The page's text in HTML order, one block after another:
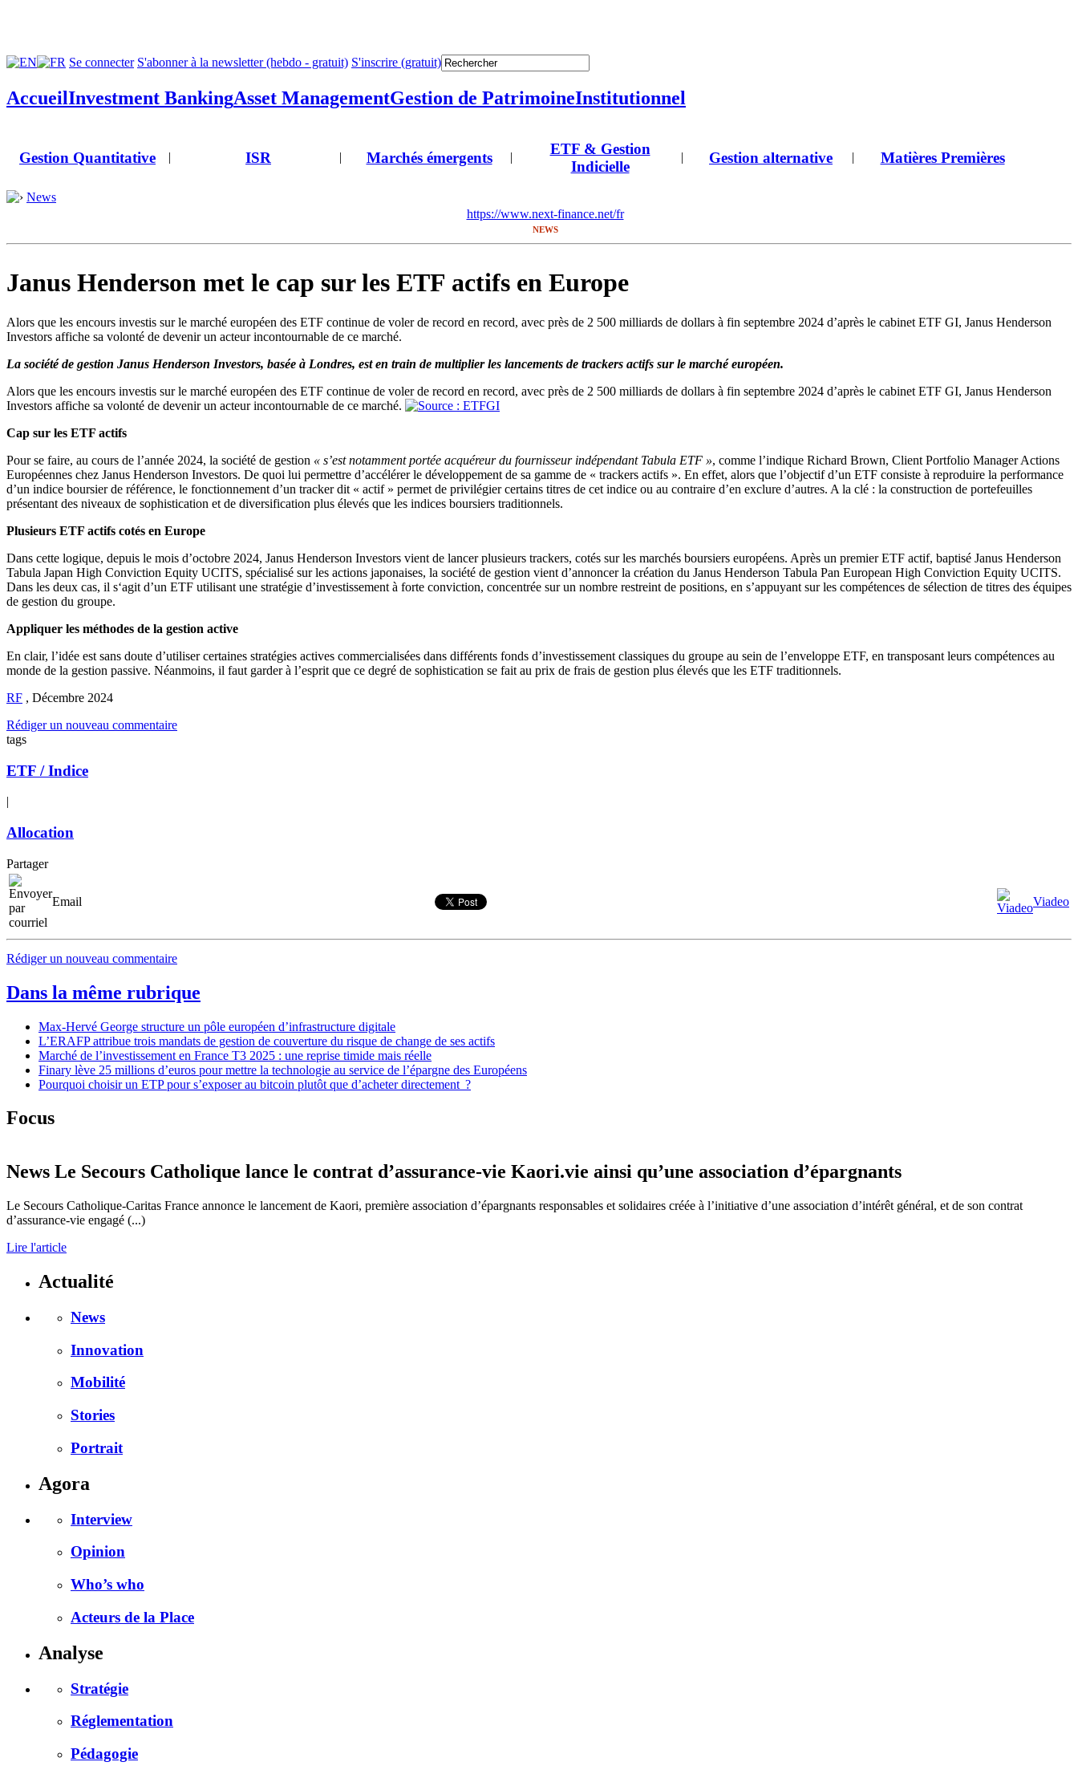
Se connecter S'abonner à la newsletter (hebdo - gratuit) S'inscrire (gratuit)
AccueilInvestment BankingAsset ManagementGestion de PatrimoineInstitutionnel
Gestion Quantitative | ISR | Marchés émergents |
ETF & Gestion
Indicielle
| Gestion alternative | Matières Premières
News
https://www.next-finance.net/fr
NEWS
Janus Henderson met le cap sur les ETF actifs en Europe
Alors que les encours investis sur le marché européen des ETF continue de voler de record en record, avec près de 2 500 milliards de dollars à fin septembre 2024 d’après le cabinet ETF GI, Janus Henderson
Investors affiche sa volonté de devenir un acteur incontournable de ce marché.
La société de gestion Janus Henderson Investors, basée à Londres, est en train de multiplier les lancements de trackers actifs sur le marché européen.
Alors que les encours investis sur le marché européen des ETF continue de voler de record en record, avec près de 2 500 milliards de dollars à fin septembre 2024 d’après le cabinet ETF GI, Janus Henderson
Investors affiche sa volonté de devenir un acteur incontournable de ce marché.
Cap sur les ETF actifs
Pour se faire, au cours de l’année 2024, la société de gestion « s’est notamment portée acquéreur du fournisseur indépendant Tabula ETF », comme l’indique Richard Brown, Client Portfolio Manager Actions
Européennes chez Janus Henderson Investors. De quoi lui permettre d’accélérer le développement de sa gamme de « trackers actifs ». En effet, alors que l’objectif d’un ETF consiste à reproduire la performance
d’un indice boursier de référence, le fonctionnement d’un tracker dit « actif » permet de privilégier certains titres de cet indice ou au contraire d’en exclure d’autres. A la clé : la construction de portefeuilles
présentant des niveaux de sophistication et de diversification plus élevés que les indices boursiers traditionnels.
Plusieurs ETF actifs cotés en Europe
Dans cette logique, depuis le mois d’octobre 2024, Janus Henderson Investors vient de lancer plusieurs trackers, cotés sur les marchés boursiers européens. Après un premier ETF actif, baptisé Janus Henderson
Tabula Japan High Conviction Equity UCITS, spécialisé sur les actions japonaises, la société de gestion vient d’annoncer la création du Janus Henderson Tabula Pan European High Conviction Equity UCITS.
Dans les deux cas, il s‘agit d’un ETF utilisant une stratégie d’investissement à forte conviction, concentrée sur un nombre restreint de positions, en s’appuyant sur les compétences de sélection de titres des équipes
de gestion du groupe.
Appliquer les méthodes de la gestion active
En clair, l’idée est sans doute d’utiliser certaines stratégies actives commercialisées dans différents fonds d’investissement classiques du groupe au sein de l’enveloppe ETF, en transposant leurs compétences au
monde de la gestion passive. Néanmoins, il faut garder à l’esprit que ce degré de sophistication se fait au prix de frais de gestion plus élevés que les ETF traditionnels.
RF , Décembre 2024
Rédiger un nouveau commentaire
tags
ETF / Indice
|
Allocation
Partager
Email Viadeo
Rédiger un nouveau commentaire
Dans la même rubrique
Max-Hervé George structure un pôle européen d’infrastructure digitale
L’ERAFP attribue trois mandats de gestion de couverture du risque de change de ses actifs
Marché de l’investissement en France T3 2025 : une reprise timide mais réelle
Finary lève 25 millions d’euros pour mettre la technologie au service de l’épargne des Européens
Pourquoi choisir un ETP pour s’exposer au bitcoin plutôt que d’acheter directement ?
Focus
News Le Secours Catholique lance le contrat d’assurance-vie Kaori.vie ainsi qu’une association d’épargnants
Le Secours Catholique-Caritas France annonce le lancement de Kaori, première association d’épargnants responsables et solidaires créée à l’initiative d’une association d’intérêt général, et de son contrat
d’assurance-vie engagé (...)
Lire l'article
Actualité
News
Innovation
Mobilité
Stories
Portrait
Agora
Interview
Opinion
Who’s who
Acteurs de la Place
Analyse
Stratégie
Réglementation
Pédagogie